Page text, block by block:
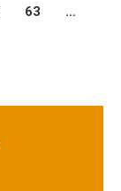
63
…